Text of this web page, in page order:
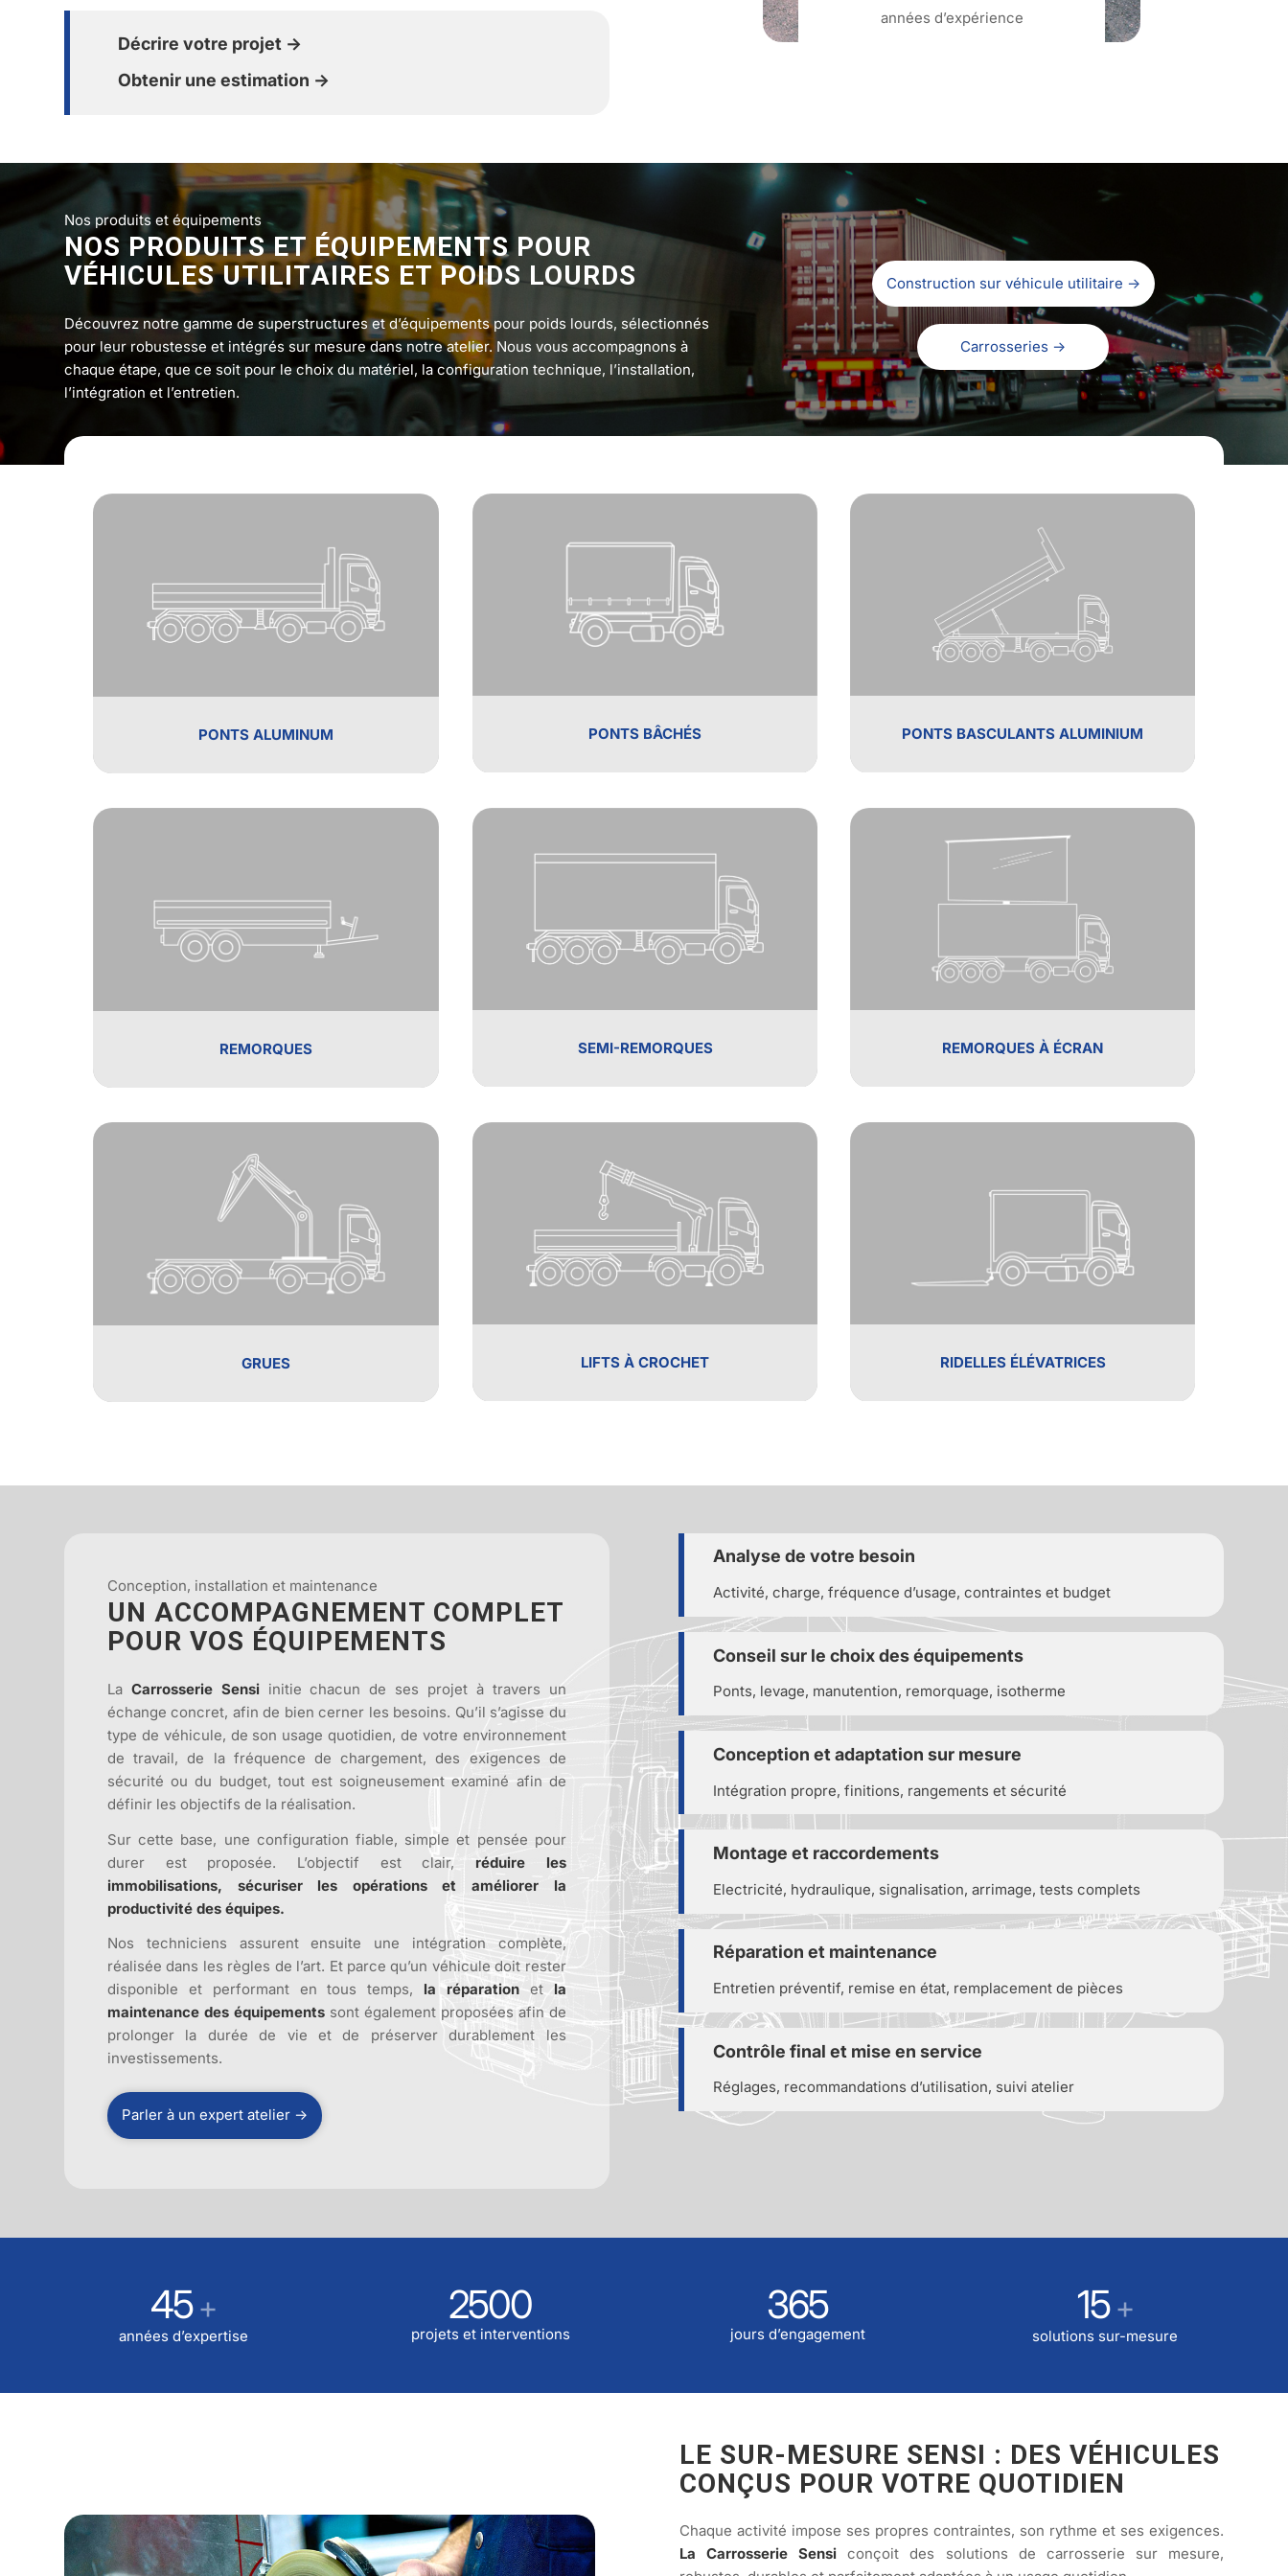
Décrire votre projet →
Obtenir une estimation →
années d’expérience
Nos produits et équipements
NOS PRODUITS ET ÉQUIPEMENTS POUR
VÉHICULES UTILITAIRES ET POIDS LOURDS
Découvrez notre gamme de superstructures et d’équipements pour poids lourds, sélectionnés
pour leur robustesse et intégrés sur mesure dans notre atelier. Nous vous accompagnons à
chaque étape, que ce soit pour le choix du matériel, la configuration technique, l’installation,
l’intégration et l’entretien.
Construction sur véhicule utilitaire →
Carrosseries →
PONTS ALUMINUM PONTS BÂCHÉS PONTS BASCULANTS ALUMINIUM
REMORQUES SEMI-REMORQUES REMORQUES À ÉCRAN
GRUES LIFTS À CROCHET RIDELLES ÉLÉVATRICES
Conception, installation et maintenance
UN ACCOMPAGNEMENT COMPLET
POUR VOS ÉQUIPEMENTS
La Carrosserie Sensiinitie chacun de ses projet à travers un
échange concret, afin de bien cerner les besoins. Qu’il s’agisse du
type de véhicule, de son usage quotidien, de votre environnement
de travail, de la fréquence de chargement, des exigences de
sécurité ou du budget, tout est soigneusement examiné afin de
définir les objectifs de la réalisation.
Sur cette base, une configuration fiable, simple et pensée pour
durer est proposée. L’objectif est clair,réduire les
immobilisations, sécuriser les opérations et améliorer la
productivité des équipes.
Nos techniciens assurent ensuite une intégration complète,
réalisée dans les règles de l’art. Et parce qu’un véhicule doit rester
disponible et performant en tous temps, la réparationet la
maintenance des équipementssont également proposées afin de
prolonger la durée de vie et de préserver durablement les
investissements.
Parler à un expert atelier →
Analyse de votre besoin
Activité, charge, fréquence d’usage, contraintes et budget
Conseil sur le choix des équipements
Ponts, levage, manutention, remorquage, isotherme
Conception et adaptation sur mesure
Intégration propre, finitions, rangements et sécurité
Montage et raccordements
Electricité, hydraulique, signalisation, arrimage, tests complets
Réparation et maintenance
Entretien préventif, remise en état, remplacement de pièces
Contrôle final et mise en service
Réglages, recommandations d’utilisation, suivi atelier
45+
années d’expertise
2500
projets et interventions
365
jours d’engagement
15+
solutions sur-mesure
LE SUR-MESURE SENSI : DES VÉHICULES
CONÇUS POUR VOTRE QUOTIDIEN
Chaque activité impose ses propres contraintes, son rythme et ses exigences.
La Carrosserie Sensi conçoit des solutions de carrosserie sur mesure,